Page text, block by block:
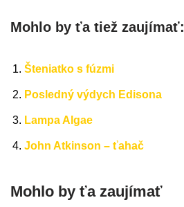
Mohlo by ťa tiež zaujímať:
Šteniatko s fúzmi
Posledný výdych Edisona
Lampa Algae
John Atkinson – ťahač
Mohlo by ťa zaujímať